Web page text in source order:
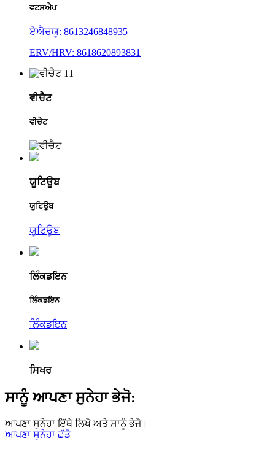
ਵਟਸਐਪ
ਏਐਚਯੂ: 8613246848935
ERV/HRV: 8618620893831
ਵੀਚੈਟ
ਵੀਚੈਟ
ਯੂਟਿਊਬ
ਯੂਟਿਊਬ
ਯੂਟਿਊਬ
ਲਿੰਕਡਇਨ
ਲਿੰਕਡਇਨ
ਲਿੰਕਡਇਨ
ਸਿਖਰ
ਸਾਨੂੰ ਆਪਣਾ ਸੁਨੇਹਾ ਭੇਜੋ:
ਆਪਣਾ ਸੁਨੇਹਾ ਇੱਥੇ ਲਿਖੋ ਅਤੇ ਸਾਨੂੰ ਭੇਜੋ।
ਆਪਣਾ ਸੁਨੇਹਾ ਛੱਡੋ